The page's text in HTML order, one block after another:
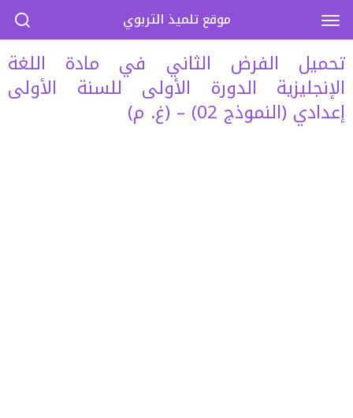
تحميل الفرض الثاني في مادة اللغة
الإنجليزية الدورة الأولى للسنة الأولى
إعدادي (النموذج 02) – (غ. م)
موقع تلميذ التربوي